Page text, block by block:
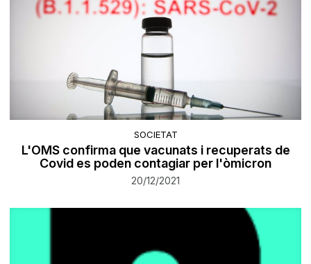
SOCIETAT
L'OMS confirma que vacunats i recuperats de
Covid es poden contagiar per l'òmicron
20/12/2021